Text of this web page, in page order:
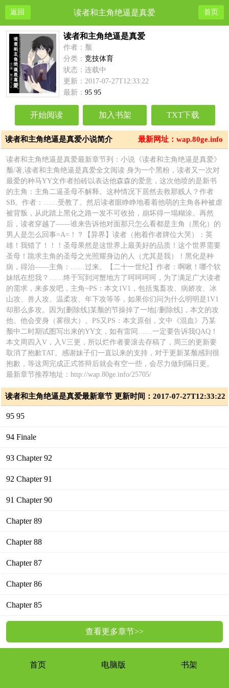
返回 读者和主角绝逼是真爱 首页
读者和主角绝逼是真爱
作者：颓
分类：竞技体育
状态：连载中
更新：2017-07-27T12:33:22
最新：95 95
开始阅读 加入书架 TXT下载
最新网址：wap.80ge.info
读者和主角绝逼是真爱小说简介
读者和主角绝逼是真爱最新章节列：小说《读者和主角绝逼是真爱》
颓/著,读者和主角绝逼是真爱全文阅读 身为一个黑粉，读者又一次对
最爱的种马YY文作者拍砖以表达他森森的爱意，这次他喷的是新书
的主角：主角二逼圣母不解释。这种情况下居然去救那贱人？作者
SB。作者：……受教了。然后读者眼睁睁地看着他萌的主角各种被虐
被背叛，从此踏上黑化之路一发不可收拾，崩坏得一塌糊涂。再然
后，读者穿越了——谁来告诉他对面那只怎么看都是主角（黑化）的
男人是怎么回事=A=！？【异界】读者（抱着作者牌位大哭）：英
雄！我错了！！！圣母果然是这世界上最美好的品质！这个世界需要
圣母！跪求主角的圣母之光照耀身边的人（尤其是我）！黑化是种
病，得治——主角：……过来。【二十一世纪】作者：啊啾！哪个软
妹纸在想我？……终于写到河蟹地方了呵呵呵呵，为了满足广大读者
的需求，来多发吧，主角~PS：本文1V1，包括鬼畜攻、病娇攻、冰
山攻、兽人攻、温柔攻、年下攻等等，如果你们问为什么明明是1V1
却那么多攻。因为[删除线]某颓的节操掉了一地[/删除线]，本文的攻
他、他会变身（雾很大）。PS又PS：本文原创，文中《混血》乃某
颓中二时期试图写出来的YY文，如有雷同……一定要告诉我QAQ！
本文周四入V，入V三更，所以烂作者要滚去存稿了，周三的更新要
取消了抱歉TAT。感谢妹子们一直以来的支持，对于更新某颓感到很
抱歉，等这周完成正式答辩后就会有空一些，会尽力做到隔日更。
最新章节推荐地址：http://wap.80ge.info/25705/
读者和主角绝逼是真爱最新章节 更新时间：2017-07-27T12:33:22
95 95
94 Finale
93 Chapter 92
92 Chapter 91
91 Chapter 90
Chapter 89
Chapter 88
Chapter 87
Chapter 86
Chapter 85
查看更多章节>>
首页 电脑版 书架